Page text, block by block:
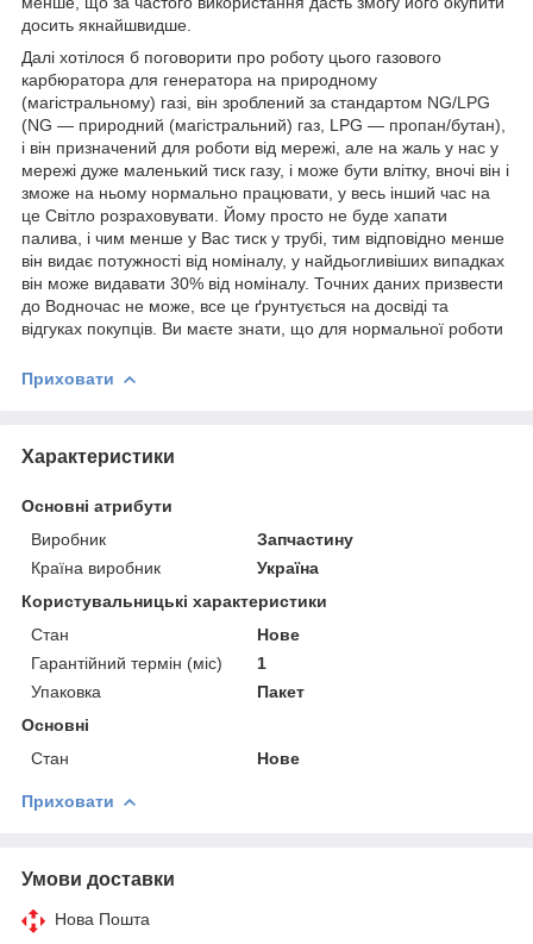
досить якнайшвидше.
Далі хотілося б поговорити про роботу цього газового
карбюратора для генератора на природному
(магістральному) газі, він зроблений за стандартом NG/LPG
(NG — природний (магістральний) газ, LPG — пропан/бутан),
і він призначений для роботи від мережі, але на жаль у нас у
мережі дуже маленький тиск газу, і може бути влітку, вночі він і
зможе на ньому нормально працювати, у весь інший час на
це Світло розраховувати. Йому просто не буде хапати
палива, і чим менше у Вас тиск у трубі, тим відповідно менше
він видає потужності від номіналу, у найдьогливіших випадках
він може видавати 30% від номіналу. Точних даних призвести
до Водночас не може, все це ґрунтується на досвіді та
відгуках покупців. Ви маєте знати, що для нормальної роботи
Приховати
Характеристики
Основні атрибути
Виробник
Запчастину
Країна виробник
Україна
Користувальницькі характеристики
Стан
Нове
Гарантійний термін (міс)
1
Упаковка
Пакет
Основні
Стан
Нове
Приховати
Умови доставки
Нова Пошта